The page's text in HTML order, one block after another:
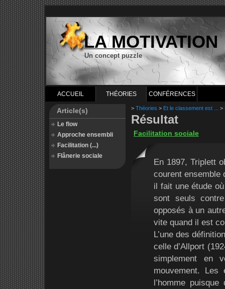
LA MOTIVATION
Un concept puzzle
ACCUEIL THÉORIES CONFÉRENCES
Article(s)
Le flow
Approche ensembli
Facilitation (...)
Flânerie sociale
> Théories > Et le classement est ... >
Résultat
Facilitation sociale
En 1897, Triplett
courent ensemble
il fait une étude
sont seuls
opposés à un
vite quand il est
L’une des
celle d’Allport
simplement en
mouvement.
l’homme